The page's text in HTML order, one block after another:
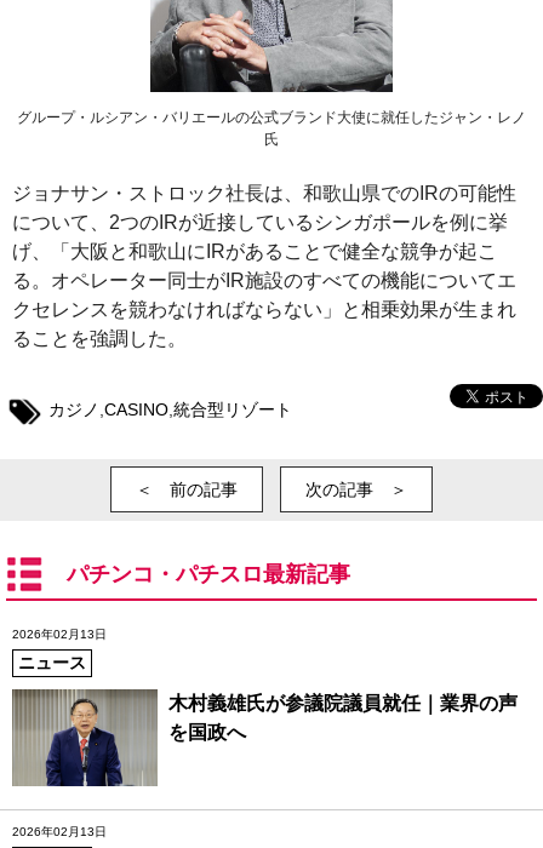
グループ・ルシアン・バリエールの公式ブランド大使に就任したジャン・レノ
氏
ジョナサン・ストロック社長は、和歌山県でのIRの可能性
について、2つのIRが近接しているシンガポールを例に挙
げ、「大阪と和歌山にIRがあることで健全な競争が起こ
る。オペレーター同士がIR施設のすべての機能についてエ
クセレンスを競わなければならない」と相乗効果が生まれ
ることを強調した。
カジノ CASINO 統合型リゾート
＜ 前の記事 次の記事 ＞
パチンコ・パチスロ最新記事
2026年02月13日
ニュース
木村義雄氏が参議院議員就任｜業界の声
を国政へ
2026年02月13日